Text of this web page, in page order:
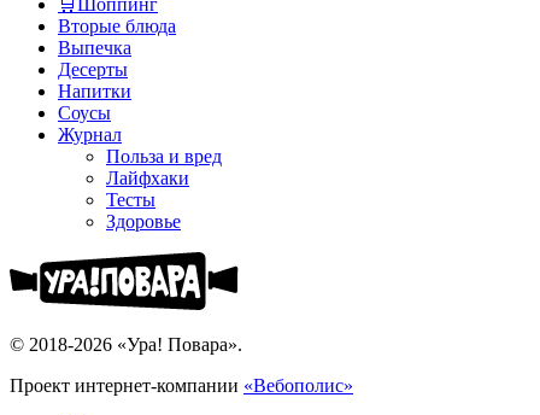
🛒Шоппинг
Вторые блюда
Выпечка
Десерты
Напитки
Соусы
Журнал
Польза и вред
Лайфхаки
Тесты
Здоровье
© 2018-2026 «Ура! Повара».
Проект интернет-компании «Вебополис»